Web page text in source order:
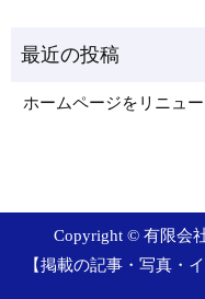
ホームページをリニュー
Copyright © 有限会
【掲載の記事・写真・